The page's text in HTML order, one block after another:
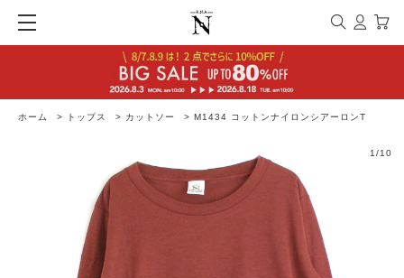
ホーム > トップス > カットソー > M1434 コットンナイロンシアーロンT
1 /10